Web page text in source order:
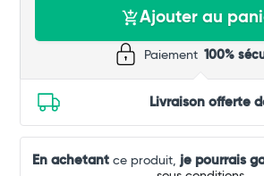
Ajouter au
Paiement 100%
Livraison offerte
En achetantce produit, je pourrais